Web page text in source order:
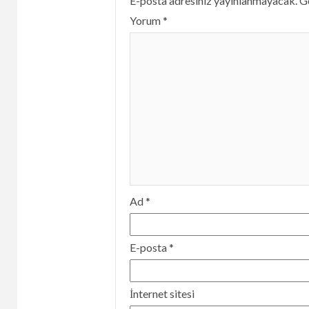
Yorum*
Ad*
E-posta*
İnternet sitesi